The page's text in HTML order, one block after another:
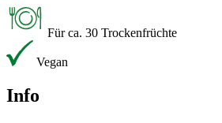
Für ca. 30 Trockenfrüchte
Vegan
Info